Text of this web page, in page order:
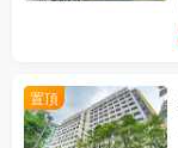
置頂